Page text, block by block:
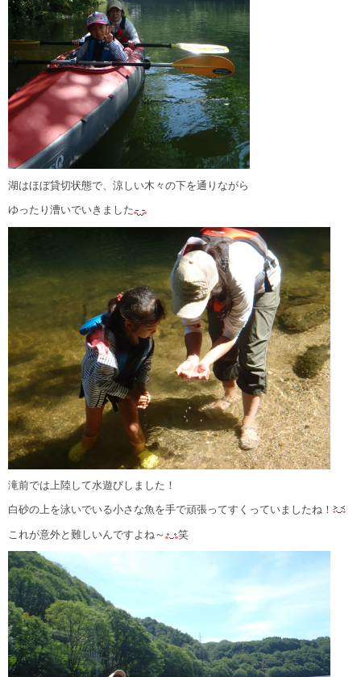
湖はほぼ貸切状態で、涼しい木々の下を通りながら
ゆったり漕いでいきました
滝前では上陸して水遊びしました！
白砂の上を泳いでいる小さな魚を手で頑張ってすくっていましたね！
これが意外と難しいんですよね～ 笑